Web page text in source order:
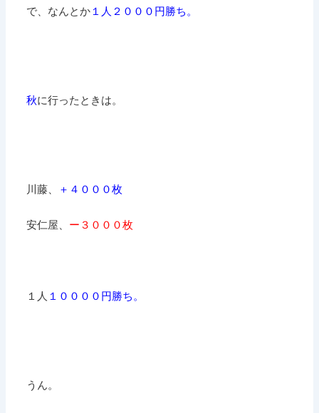
で、なんとか １人２０００円勝ち。
秋に行ったときは。
川藤、 ＋４０００枚
安仁屋、 ー３０００枚
１人 １００００円勝ち。
うん。